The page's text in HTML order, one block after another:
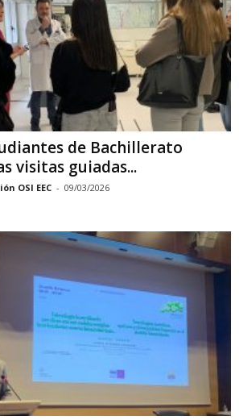
de Bachillerato
visitas guiadas...
OSI EEC - 09/03/2026